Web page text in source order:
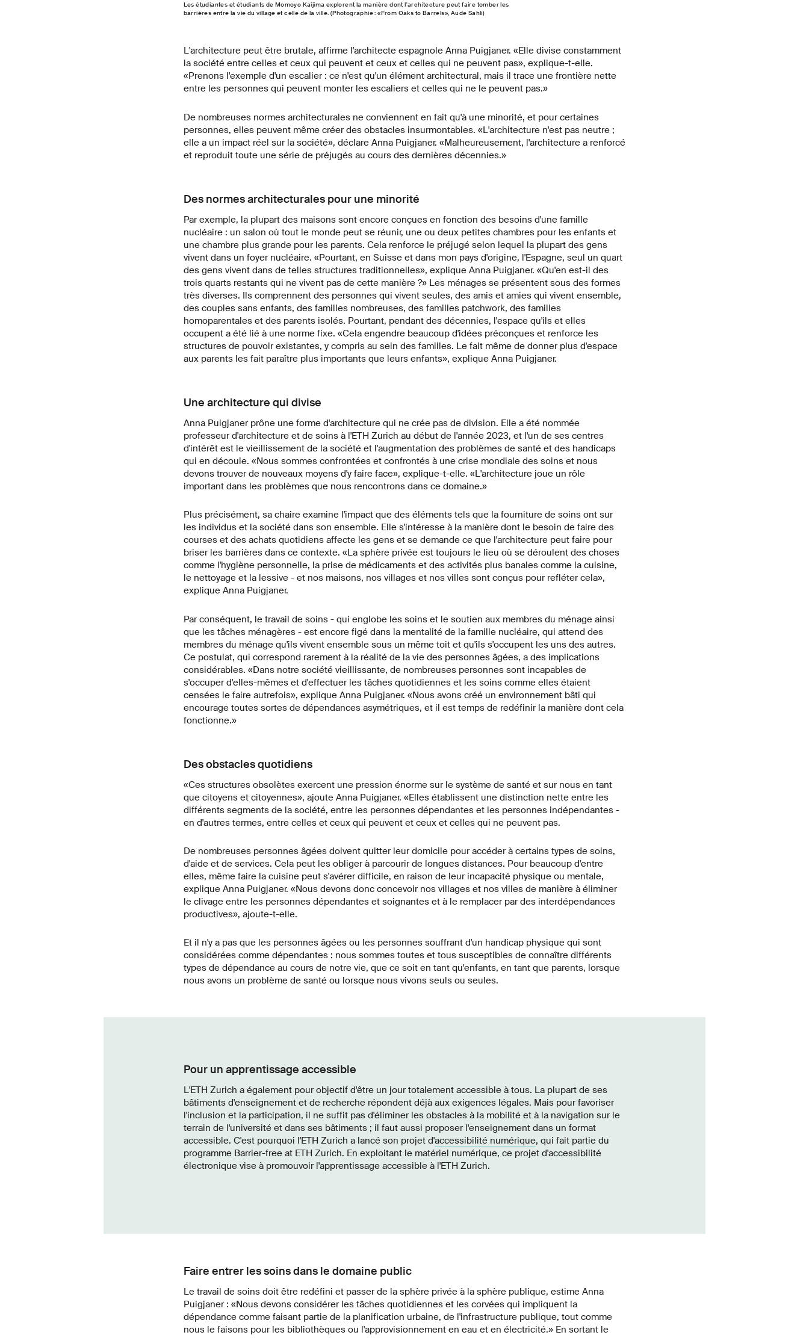
Les étudiantes et étudiants de Momoyo Kaijima explorent la manière dont l'architecture peut faire tomber les
barrières entre la vie du village et celle de la ville. (Photographie : «From Oaks to Barrels», Aude Sahli)
L'architecture peut être brutale, affirme l'architecte espagnole Anna Puigjaner. «Elle divise constamment
la société entre celles et ceux qui peuvent et ceux et celles qui ne peuvent pas», explique-t-elle.
«Prenons l'exemple d'un escalier : ce n'est qu'un élément architectural, mais il trace une frontière nette
entre les personnes qui peuvent monter les escaliers et celles qui ne le peuvent pas.»
De nombreuses normes architecturales ne conviennent en fait qu'à une minorité, et pour certaines
personnes, elles peuvent même créer des obstacles insurmontables. «L'architecture n'est pas neutre ;
elle a un impact réel sur la société», déclare Anna Puigjaner. «Malheureusement, l'architecture a renforcé
et reproduit toute une série de préjugés au cours des dernières décennies.»
Des normes architecturales pour une minorité
Par exemple, la plupart des maisons sont encore conçues en fonction des besoins d'une famille
nucléaire : un salon où tout le monde peut se réunir, une ou deux petites chambres pour les enfants et
une chambre plus grande pour les parents. Cela renforce le préjugé selon lequel la plupart des gens
vivent dans un foyer nucléaire. «Pourtant, en Suisse et dans mon pays d'origine, l'Espagne, seul un quart
des gens vivent dans de telles structures traditionnelles», explique Anna Puigjaner. «Qu'en est-il des
trois quarts restants qui ne vivent pas de cette manière ?» Les ménages se présentent sous des formes
très diverses. Ils comprennent des personnes qui vivent seules, des amis et amies qui vivent ensemble,
des couples sans enfants, des familles nombreuses, des familles patchwork, des familles
homoparentales et des parents isolés. Pourtant, pendant des décennies, l'espace qu'ils et elles
occupent a été lié à une norme fixe. «Cela engendre beaucoup d'idées préconçues et renforce les
structures de pouvoir existantes, y compris au sein des familles. Le fait même de donner plus d'espace
aux parents les fait paraître plus importants que leurs enfants», explique Anna Puigjaner.
Une architecture qui divise
Anna Puigjaner prône une forme d'architecture qui ne crée pas de division. Elle a été nommée
professeur d'architecture et de soins à l'ETH Zurich au début de l'année 2023, et l'un de ses centres
d'intérêt est le vieillissement de la société et l'augmentation des problèmes de santé et des handicaps
qui en découle. «Nous sommes confrontées et confrontés à une crise mondiale des soins et nous
devons trouver de nouveaux moyens d'y faire face», explique-t-elle. «L'architecture joue un rôle
important dans les problèmes que nous rencontrons dans ce domaine.»
Plus précisément, sa chaire examine l'impact que des éléments tels que la fourniture de soins ont sur
les individus et la société dans son ensemble. Elle s'intéresse à la manière dont le besoin de faire des
courses et des achats quotidiens affecte les gens et se demande ce que l'architecture peut faire pour
briser les barrières dans ce contexte. «La sphère privée est toujours le lieu où se déroulent des choses
comme l'hygiène personnelle, la prise de médicaments et des activités plus banales comme la cuisine,
le nettoyage et la lessive - et nos maisons, nos villages et nos villes sont conçus pour refléter cela»,
explique Anna Puigjaner.
Par conséquent, le travail de soins - qui englobe les soins et le soutien aux membres du ménage ainsi
que les tâches ménagères - est encore figé dans la mentalité de la famille nucléaire, qui attend des
membres du ménage qu'ils vivent ensemble sous un même toit et qu'ils s'occupent les uns des autres.
Ce postulat, qui correspond rarement à la réalité de la vie des personnes âgées, a des implications
considérables. «Dans notre société vieillissante, de nombreuses personnes sont incapables de
s'occuper d'elles-mêmes et d'effectuer les tâches quotidiennes et les soins comme elles étaient
censées le faire autrefois», explique Anna Puigjaner. «Nous avons créé un environnement bâti qui
encourage toutes sortes de dépendances asymétriques, et il est temps de redéfinir la manière dont cela
fonctionne.»
Des obstacles quotidiens
«Ces structures obsolètes exercent une pression énorme sur le système de santé et sur nous en tant
que citoyens et citoyennes», ajoute Anna Puigjaner. «Elles établissent une distinction nette entre les
différents segments de la société, entre les personnes dépendantes et les personnes indépendantes -
en d'autres termes, entre celles et ceux qui peuvent et ceux et celles qui ne peuvent pas.
De nombreuses personnes âgées doivent quitter leur domicile pour accéder à certains types de soins,
d'aide et de services. Cela peut les obliger à parcourir de longues distances. Pour beaucoup d'entre
elles, même faire la cuisine peut s'avérer difficile, en raison de leur incapacité physique ou mentale,
explique Anna Puigjaner. «Nous devons donc concevoir nos villages et nos villes de manière à éliminer
le clivage entre les personnes dépendantes et soignantes et à le remplacer par des interdépendances
productives», ajoute-t-elle.
Et il n'y a pas que les personnes âgées ou les personnes souffrant d'un handicap physique qui sont
considérées comme dépendantes : nous sommes toutes et tous susceptibles de connaître différents
types de dépendance au cours de notre vie, que ce soit en tant qu'enfants, en tant que parents, lorsque
nous avons un problème de santé ou lorsque nous vivons seuls ou seules.
Pour un apprentissage accessible
L'ETH Zurich a également pour objectif d'être un jour totalement accessible à tous. La plupart de ses
bâtiments d'enseignement et de recherche répondent déjà aux exigences légales. Mais pour favoriser
l'inclusion et la participation, il ne suffit pas d'éliminer les obstacles à la mobilité et à la navigation sur le
terrain de l'université et dans ses bâtiments ; il faut aussi proposer l'enseignement dans un format
accessible. C'est pourquoi l'ETH Zurich a lancé son projet d'accessibilité numérique, qui fait partie du
programme Barrier-free at ETH Zurich. En exploitant le matériel numérique, ce projet d'accessibilité
électronique vise à promouvoir l'apprentissage accessible à l'ETH Zurich.
Faire entrer les soins dans le domaine public
Le travail de soins doit être redéfini et passer de la sphère privée à la sphère publique, estime Anna
Puigjaner : «Nous devons considérer les tâches quotidiennes et les corvées qui impliquent la
dépendance comme faisant partie de la planification urbaine, de l'infrastructure publique, tout comme
nous le faisons pour les bibliothèques ou l'approvisionnement en eau et en électricité.» En sortant le